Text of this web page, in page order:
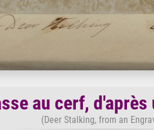
au cerf,
(Deer Stalking, from an